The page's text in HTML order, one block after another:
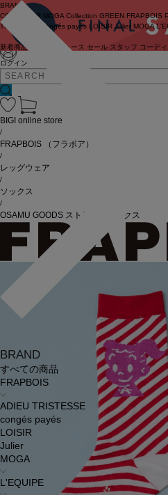
ログイン
BRAND
COUTURIER MOGA Collection GREEN FRAPBOIS
TRISTESSE
congés payés LOISIR Julier MOGA
新着商品 ニュース セール スタッフ コーデ
BRAND
すべての商品
FRAPBOIS
ADIEU TRISTESSE
congés payés
LOISIR
Julier
MOGA
L'EQUIPE
BIGI online store
/
FRAPBOIS （フラボア）
/
レッグウェア
/
ソックス
/
OSAMU GOODS ストライプソックス